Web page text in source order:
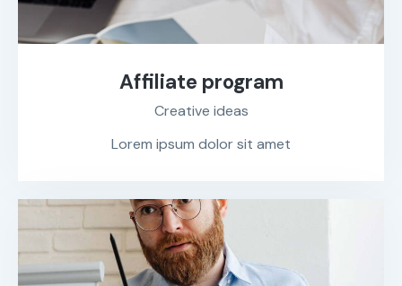
Affiliate program
Creative ideas
Lorem ipsum dolor sit amet